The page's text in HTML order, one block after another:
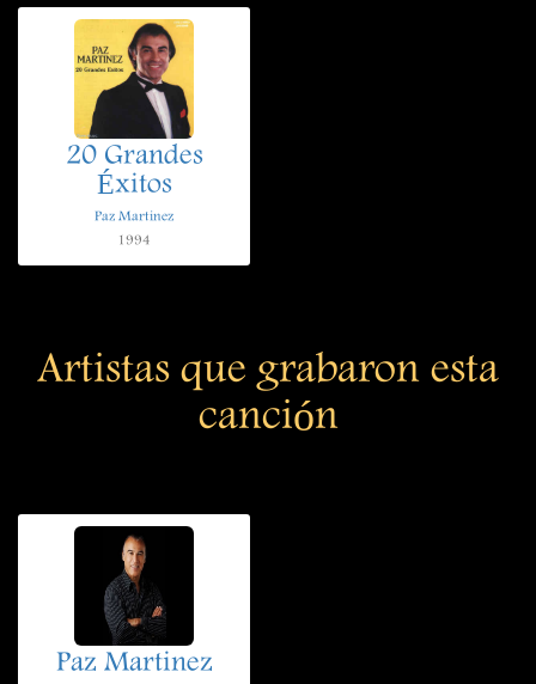
20 Grandes
Éxitos
Paz Martinez
1994
Artistas que grabaron esta
canción
Paz Martinez